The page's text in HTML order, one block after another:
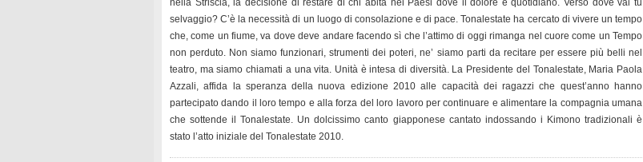
nella Striscia, la decisione di restare di chi abita nei Paesi dove il dolore è quotidiano. Verso dove vai tu
selvaggio? C’è la necessità di un luogo di consolazione e di pace. Tonalestate ha cercato di vivere un tempo
che, come un fiume, va dove deve andare facendo sì che l’attimo di oggi rimanga nel cuore come un Tempo
non perduto. Non siamo funzionari, strumenti dei poteri, ne’ siamo parti da recitare per essere più belli nel
teatro, ma siamo chiamati a una vita. Unità è intesa di diversità. La Presidente del Tonalestate, Maria Paola
Azzali, affida la speranza della nuova edizione 2010 alle capacità dei ragazzi che quest’anno hanno
partecipato dando il loro tempo e alla forza del loro lavoro per continuare e alimentare la compagnia umana
che sottende il Tonalestate. Un dolcissimo canto giapponese cantato indossando i Kimono tradizionali è
stato l’atto iniziale del Tonalestate 2010.